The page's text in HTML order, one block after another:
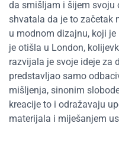
da smišljam i šijem svoju
shvatala da je to začetak
u modnom dizajnu, koji
je otišla u London,
razvijala je svoje ideje za
predstavljao samo
mišljenja, sinonim
kreacije to i odražavaju
materijala i miješanjem